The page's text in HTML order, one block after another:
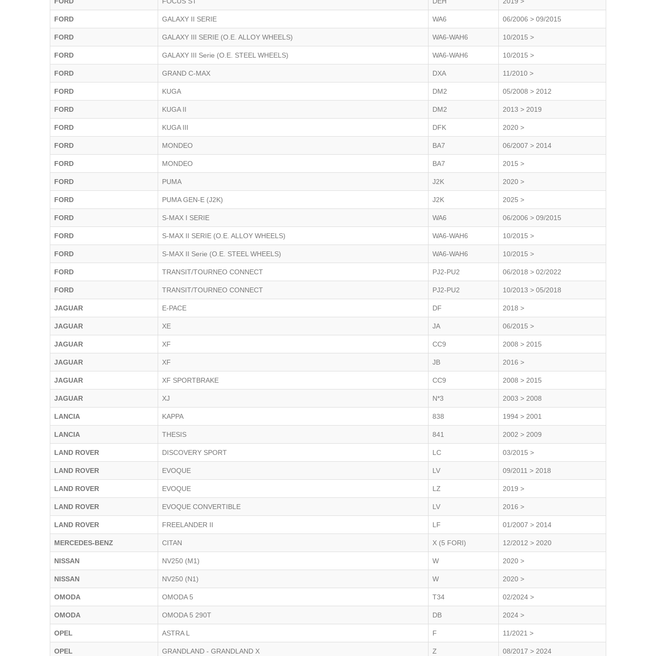
FORD GALAXY II SERIE WA6 06/2006 > 09/2015
FORD GALAXY III SERIE (O.E. ALLOY WHEELS) WA6-WAH6 10/2015 >
FORD GALAXY III Serie (O.E. STEEL WHEELS) WA6-WAH6 10/2015 >
FORD GRAND C-MAX DXA 11/2010 >
FORD KUGA DM2 05/2008 > 2012
FORD KUGA II DM2 2013 > 2019
FORD KUGA III DFK 2020 >
FORD MONDEO BA7 06/2007 > 2014
FORD MONDEO BA7 2015 >
FORD PUMA J2K 2020 >
FORD PUMA GEN-E (J2K) J2K 2025 >
FORD S-MAX I SERIE WA6 06/2006 > 09/2015
FORD S-MAX II SERIE (O.E. ALLOY WHEELS) WA6-WAH6 10/2015 >
FORD S-MAX II Serie (O.E. STEEL WHEELS) WA6-WAH6 10/2015 >
FORD TRANSIT/TOURNEO CONNECT PJ2-PU2 06/2018 > 02/2022
FORD TRANSIT/TOURNEO CONNECT PJ2-PU2 10/2013 > 05/2018
JAGUAR E-PACE DF 2018 >
JAGUAR XE JA 06/2015 >
JAGUAR XF CC9 2008 > 2015
JAGUAR XF JB 2016 >
JAGUAR XF SPORTBRAKE CC9 2008 > 2015
JAGUAR XJ N*3 2003 > 2008
LANCIA KAPPA 838 1994 > 2001
LANCIA THESIS 841 2002 > 2009
LAND ROVER DISCOVERY SPORT LC 03/2015 >
LAND ROVER EVOQUE LV 09/2011 > 2018
LAND ROVER EVOQUE LZ 2019 >
LAND ROVER EVOQUE CONVERTIBLE LV 2016 >
LAND ROVER FREELANDER II LF 01/2007 > 2014
MERCEDES-BENZ CITAN X (5 FORI) 12/2012 > 2020
NISSAN NV250 (M1) W 2020 >
NISSAN NV250 (N1) W 2020 >
OMODA OMODA 5 T34 02/2024 >
OMODA OMODA 5 290T DB 2024 >
OPEL ASTRA L F 11/2021 >
OPEL GRANDLAND - GRANDLAND X Z 08/2017 > 2024